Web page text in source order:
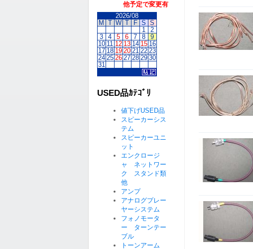
他予定で変更有
2026/08
M
T W T F S S
1
2
3
4 5 6 7 8
9
10 11 12 13 14 15 16
17 18 19 20 21 22 23
24 25 26 27 28 29 30
31
USED品ｶﾃｺﾞﾘ
値下げUSED品
スピーカーシス
テム
スピーカーユニ
ット
エンクロージ
ャ ネットワー
ク スタンド類
他
アンプ
アナログプレー
ヤーシステム
フォノモータ
ー ターンテー
ブル
トーンアーム